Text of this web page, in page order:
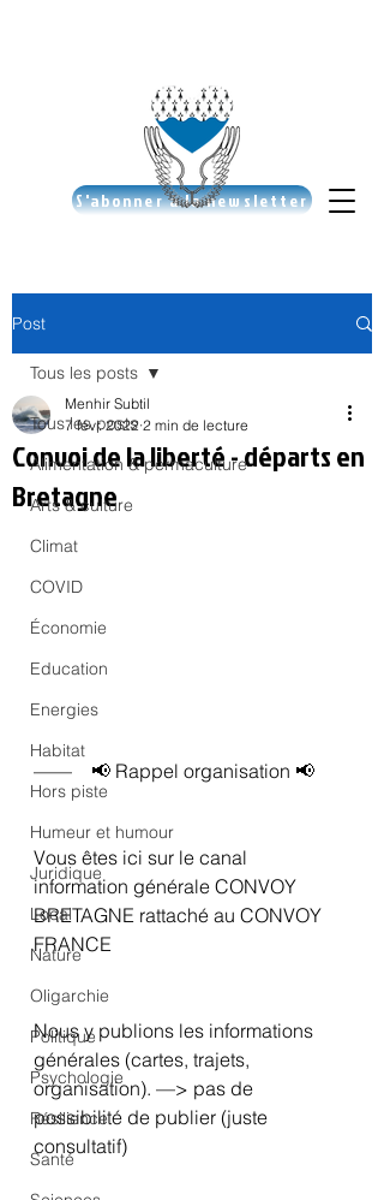
S'abonner à la newsletter
Post
Tous les posts
Alimentation & permaculture
Arts & culture
Climat
COVID
Économie
Education
Energies
Habitat
Hors piste
Humeur et humour
Juridique
Local
Nature
Oligarchie
Politique
Psychologie
Résilience
Santé
Tous les posts
Convoi de la liberté - départs en
Bretagne
Menhir Subtil
7 févr. 2022 2 min de lecture
——    📢 Rappel organisation 📢
Vous êtes ici sur le canal
information générale CONVOY
BRETAGNE rattaché au CONVOY
FRANCE
Nous y publions les informations
générales (cartes, trajets,
organisation). —> pas de
possibilité de publier (juste
consultatif)